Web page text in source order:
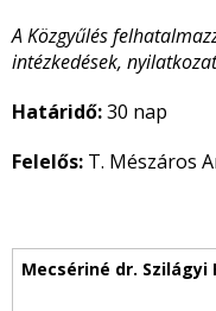
A Közgyűlés
intézkedések,
Határidő:30 nap
Felelős: T. Mészáros